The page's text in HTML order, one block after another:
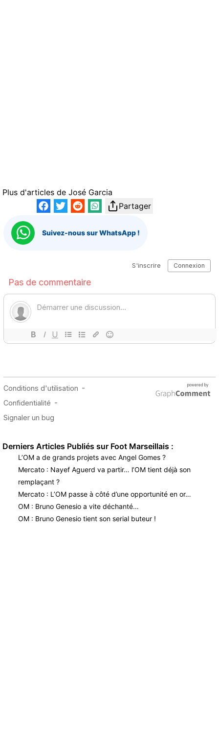
Plus d'articles de José Garcia
Partager
Suivez-nous sur WhatsApp !
Derniers Articles Publiés sur Foot Marseillais :
L’OM a de grands projets avec Angel Gomes ?
Mercato : Nayef Aguerd va partir… l’OM tient déjà son
remplaçant ?
Mercato : L’OM passe à côté d’une opportunité en or…
OM : Bruno Genesio a vite déchanté…
OM : Bruno Genesio tient son serial buteur !